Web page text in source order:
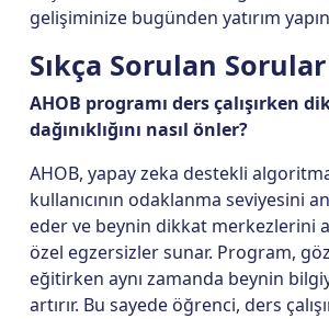
gelişiminize bugünden yatırım
Sıkça Sorulan Sorular
AHOB programı ders çalışırken
dağınıklığını nasıl önler?
AHOB, yapay zeka destekli
kullanıcının odaklanma seviyesini
eder ve beynin dikkat merkezlerini
özel egzersizler sunar. Program, göz
eğitirken aynı zamanda beynin
artırır. Bu sayede öğrenci, ders